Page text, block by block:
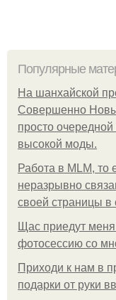
Популярные
На шанхайской
Совершенно
просто
высокой моды.
Работа в MLM, то
неразрывно
своей страницы в
Щас приедут меня
фотосессию со
Приходи к нам в
подарки от руки